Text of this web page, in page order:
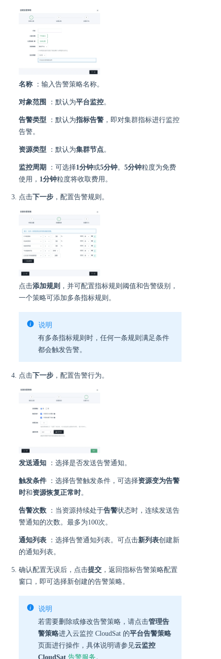
名称 ：输入告警策略名称。
对象范围 ：默认为平台监控。
告警类型 ：默认为指标告警 ，即对集群指标进行监控
告警。
资源类型 ：默认为集群节点。
监控周期 ：可选择1分钟或5分钟。 5分钟粒度为免费
使用， 1分钟粒度将收取费用。
点击下一步 ，配置告警规则。
点击添加规则 ，并可配置指标规则阈值和告警级别，
一个策略可添加多条指标规则。
说明
有多条指标规则时，任何一条规则满足条件
都会触发告警。
点击下一步 ，配置告警行为。
发送通知 ：选择是否发送告警通知。
触发条件 ：选择告警触发条件，可选择资源变为告警
时和资源恢复正常时。
告警次数 ：当资源持续处于告警状态时，连续发送告
警通知的次数。最多为100次。
通知列表 ：选择告警通知列表。可点击新列表创建新
的通知列表。
确认配置无误后，点击提交 ，返回指标告警策略配置
窗口，即可选择新创建的告警策略。
说明
若需要删除或修改告警策略，请点击管理告
警策略进入云监控 CloudSat 的平台告警策略
页面进行操作，具体说明请参见云监控
CloudSat 告警服务 。